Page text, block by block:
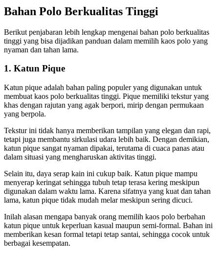
Bahan Polo Berkualitas Tinggi
Berikut penjabaran lebih lengkap mengenai bahan polo berkualitas
tinggi yang bisa dijadikan panduan dalam memilih kaos polo yang
nyaman dan tahan lama.
1. Katun Pique
Katun pique adalah bahan paling populer yang digunakan untuk
membuat kaos polo berkualitas tinggi. Pique memiliki tekstur yang
khas dengan rajutan yang agak berpori, mirip dengan permukaan
yang berpola.
Tekstur ini tidak hanya memberikan tampilan yang elegan dan rapi,
tetapi juga membantu sirkulasi udara lebih baik. Dengan demikian,
katun pique sangat nyaman dipakai, terutama di cuaca panas atau
dalam situasi yang mengharuskan aktivitas tinggi.
Selain itu, daya serap kain ini cukup baik. Katun pique mampu
menyerap keringat sehingga tubuh tetap terasa kering meskipun
digunakan dalam waktu lama. Karena sifatnya yang kuat dan tahan
lama, katun pique tidak mudah melar meskipun sering dicuci.
Inilah alasan mengapa banyak orang memilih kaos polo berbahan
katun pique untuk keperluan kasual maupun semi-formal. Bahan ini
memberikan kesan formal tetapi tetap santai, sehingga cocok untuk
berbagai kesempatan.